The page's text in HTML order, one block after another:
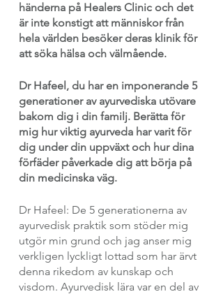
händerna på Healers Clinic och det
är inte konstigt att människor från
hela världen besöker deras klinik för
att söka hälsa och välmående.
Dr Hafeel, du har en imponerande 5
generationer av ayurvediska utövare
bakom dig i din familj. Berätta för
mig hur viktig ayurveda har varit för
dig under din uppväxt och hur dina
förfäder påverkade dig att börja på
din medicinska väg.
Dr Hafeel: De 5 generationerna av
ayurvedisk praktik som stöder mig
utgör min grund och jag anser mig
verkligen lyckligt lottad som har ärvt
denna rikedom av kunskap och
visdom. Ayurvedisk lära var en del av